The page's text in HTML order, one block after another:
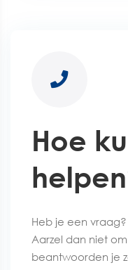
Hoe
Heb je een
Aarzel dan niet
beantwoorden je